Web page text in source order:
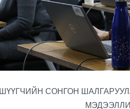
ШҮҮГЧИЙН СОНГОН